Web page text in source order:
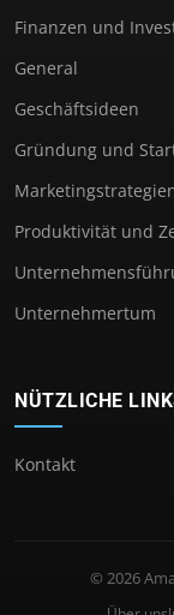
Finanzen und
General
Geschäftsideen
Gründung und
Produktivität und
Unternehmertum
NÜTZLICHE
Kontakt
© 2026